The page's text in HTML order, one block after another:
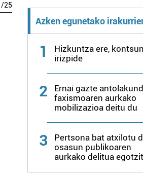
/25
Azken egunetako
1
Hizkuntza ere,
irizpide
2
Ernai gazte
faxismoaren aurkako
mobilizazioa deitu du
3
Pertsona bat atxilotu
osasun publikoaren
aurkako delitua